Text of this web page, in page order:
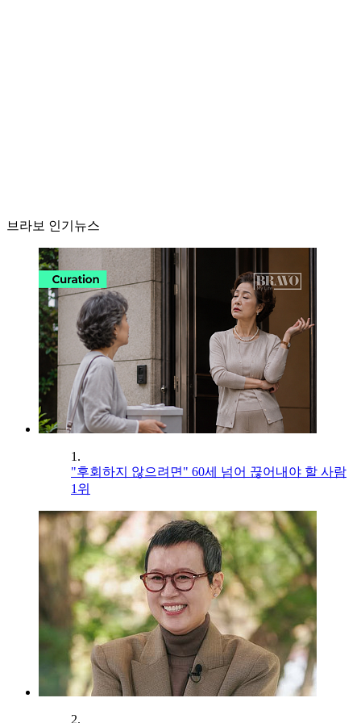
브라보 인기뉴스
1.
"후회하지 않으려면" 60세 넘어 끊어내야 할 사람
1위
2.